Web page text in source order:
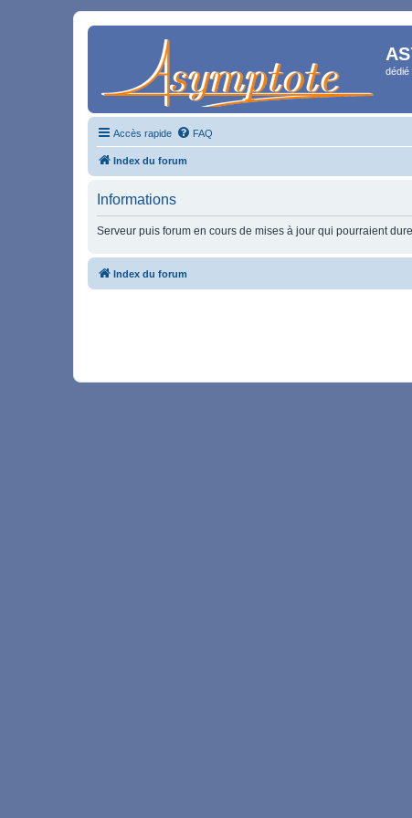
dédié
Accès rapide FAQ
Index du forum
Informations
Serveur puis forum en cours de mises à jour qui pourraient
Index du forum